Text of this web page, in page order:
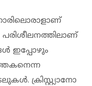
ഇപ്പോഴും
ക്രിസ്റ്റ്യാനോ